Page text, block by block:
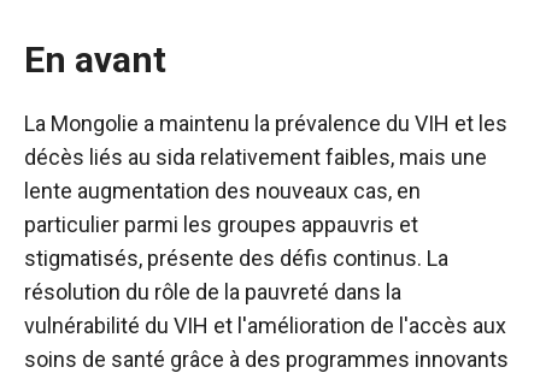
En avant
La Mongolie a maintenu la prévalence du VIH et les
décès liés au sida relativement faibles, mais une
lente augmentation des nouveaux cas, en
particulier parmi les groupes appauvris et
stigmatisés, présente des défis continus. La
résolution du rôle de la pauvreté dans la
vulnérabilité du VIH et l'amélioration de l'accès aux
soins de santé grâce à des programmes innovants